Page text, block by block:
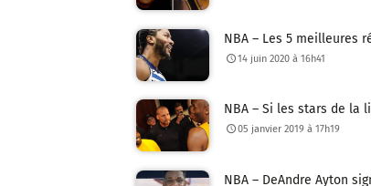
NBA – Les 5 meilleures
14 juin 2020 à 16h41
NBA – Si les stars de la
05 janvier 2019 à 17h19
NBA – DeAndre Ayton